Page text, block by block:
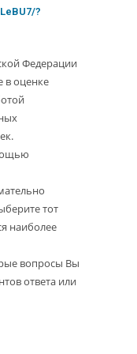
?
Федерации
в оценке
тот
наиболее
вопросы Вы
ответа или